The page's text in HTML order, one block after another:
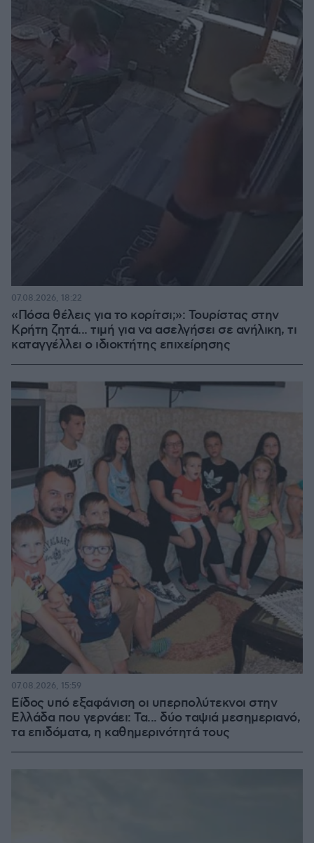
«Πόσα θέλεις για το κορίτσι;»: Τουρίστας στην
Κρήτη ζητά... τιμή για να ασελγήσει σε ανήλικη, τι
καταγγέλλει ο ιδιοκτήτης επιχείρησης
07.08.2026, 18:22
Είδος υπό εξαφάνιση οι υπερπολύτεκνοι στην
Ελλάδα που γερνάει: Τα... δύο ταψιά μεσημεριανό,
τα επιδόματα, η καθημερινότητά τους
07.08.2026, 15:59